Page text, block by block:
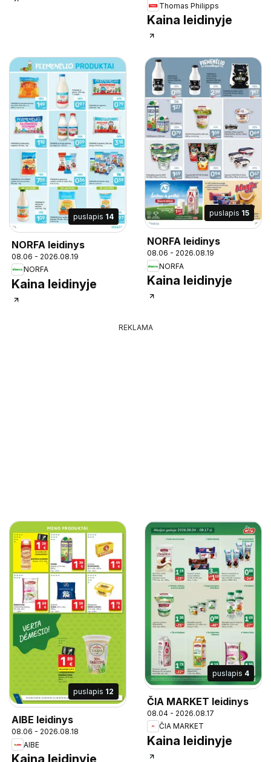
Thomas Philipps
Kaina leidinyje
puslapis 14
NORFA leidinys
08.06 - 2026.08.19
NORFA
Kaina leidinyje
puslapis 15
NORFA leidinys
08.06 - 2026.08.19
NORFA
Kaina leidinyje
REKLAMA
puslapis 12
AIBE leidinys
08.06 - 2026.08.18
AIBE
puslapis 4
ČIA MARKET leidinys
08.04 - 2026.08.17
ČIA MARKET
Kaina leidinyje